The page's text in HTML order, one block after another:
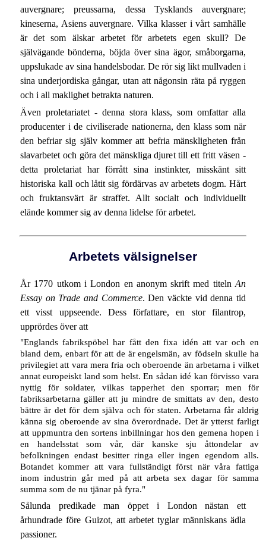
auvergnare; preussarna, dessa Tysklands auvergnare;
kineserna, Asiens auvergnare. Vilka klasser i vårt samhälle
är det som älskar arbetet för arbetets egen skull? De
självägande bönderna, böjda över sina ägor, småborgarna,
uppslukade av sina handelsbodar. De rör sig likt mullvaden i
sina underjordiska gångar, utan att någonsin räta på ryggen
och i all maklighet betrakta naturen.
Även proletariatet - denna stora klass, som omfattar alla
producenter i de civiliserade nationerna, den klass som när
den befriar sig själv kommer att befria mänskligheten från
slavarbetet och göra det mänskliga djuret till ett fritt väsen -
detta proletariat har förrått sina instinkter, misskänt sitt
historiska kall och låtit sig fördärvas av arbetets dogm. Hårt
och fruktansvärt är straffet. Allt socialt och individuellt
elände kommer sig av denna lidelse för arbetet.
Arbetets välsignelser
År 1770 utkom i London en anonym skrift med titelnAn
Essay on Trade and Commerce. Den väckte vid denna tid
ett visst uppseende. Dess författare, en stor filantrop,
upprördes över att
"Englands fabrikspöbel har fått den fixa idén att var och en
bland dem, enbart för att de är engelsmän, av födseln skulle ha
privilegiet att vara mera fria och oberoende än arbetarna i vilket
annat europeiskt land som helst. En sådan idé kan förvisso vara
nyttig för soldater, vilkas tapperhet den sporrar; men för
fabriksarbetarna gäller att ju mindre de smittats av den, desto
bättre är det för dem själva och för staten. Arbetarna får aldrig
känna sig oberoende av sina överordnade. Det är ytterst farligt
att uppmuntra den sortens inbillningar hos den gemena hopen i
en handelsstat som vår, där kanske sju åttondelar av
befolkningen endast besitter ringa eller ingen egendom alls.
Botandet kommer att vara fullständigt först när våra fattiga
inom industrin går med på att arbeta sex dagar för samma
summa som de nu tjänar på fyra."
Sålunda predikade man öppet i London nästan ett
århundrade före Guizot, att arbetet tyglar människans ädla
passioner.